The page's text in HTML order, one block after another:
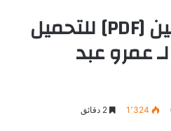
رواية قواعد جارتين [PDF] للتحميل
عمرو عبد
1٬324